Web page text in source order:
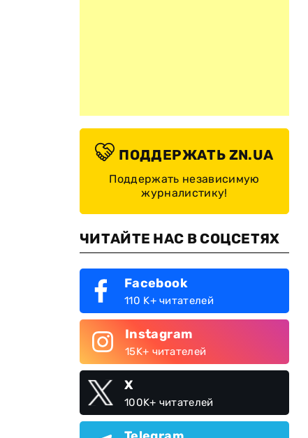
ПОДДЕРЖАТЬ ZN.UA
Поддержать независимую
журналистику!
ЧИТАЙТЕ НАС В СОЦСЕТЯХ
Facebook
110 K+ читателей
Instagram
15K+ читателей
X
100K+ читателей